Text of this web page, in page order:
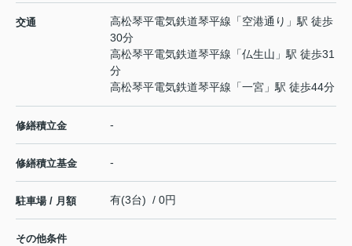
交通 高松琴平電気鉄道琴平線 「空港通り 」駅 徒歩
30分
高松琴平電気鉄道琴平線 「仏生山 」駅 徒歩31
分
高松琴平電気鉄道琴平線 「一宮 」駅 徒歩44分
修繕積立金 -
修繕積立基金 -
駐車場 / 月額 有(3台) / 0円
その他条件